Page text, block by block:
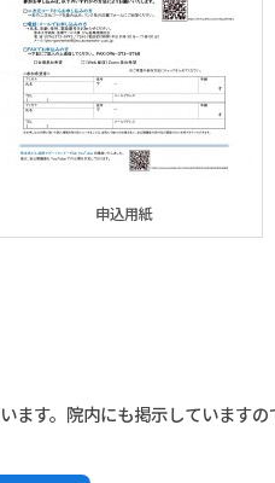
申込用紙
ます。院内にも掲示していますの